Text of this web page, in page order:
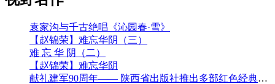
袁家沟与千古绝唱《沁园春·雪》
【赵锦荣】难忘华阴（三）
难 忘 华 阴（二）
【赵锦荣】难忘华阴
献礼建军90周年—— 陕西省出版社推出多部红色经典图书